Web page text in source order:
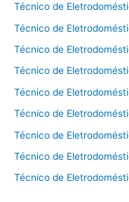
Técnico de
Técnico de
Técnico de
Técnico de
Técnico de
Técnico de
Técnico de
Técnico de
Técnico de